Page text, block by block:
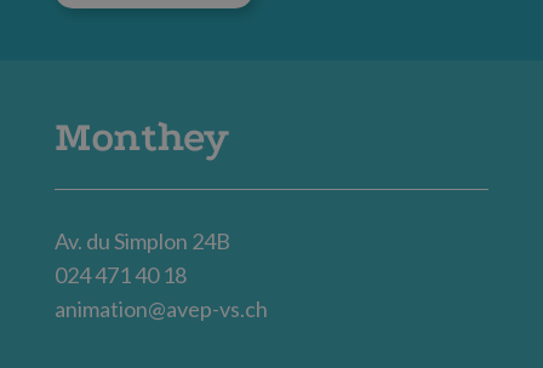
Monthey
Av. du Simplon 24B
024 471 40 18
animation@avep-vs.ch